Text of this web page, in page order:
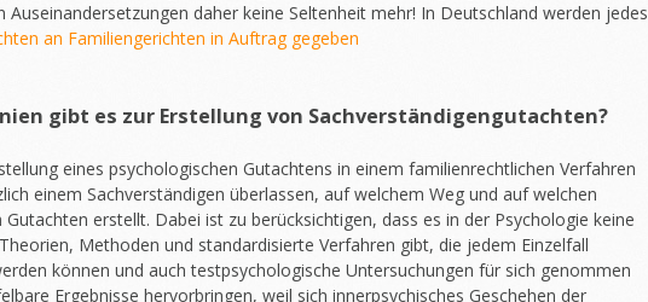
Auseinandersetzungen daher keine Seltenheit mehr! In Deutschland werden jedes
an Familiengerichten in Auftrag gegeben
gibt es zur Erstellung von Sachverständigengutachten?
eines psychologischen Gutachtens in einem familienrechtlichen Verfahren
einem Sachverständigen überlassen, auf welchem Weg und auf welchen
Gutachten erstellt. Dabei ist zu berücksichtigen, dass es in der Psychologie keine
Methoden und standardisierte Verfahren gibt, die jedem Einzelfall
können und auch testpsychologische Untersuchungen für sich genommen
Ergebnisse hervorbringen, weil sich innerpsychisches Geschehen der